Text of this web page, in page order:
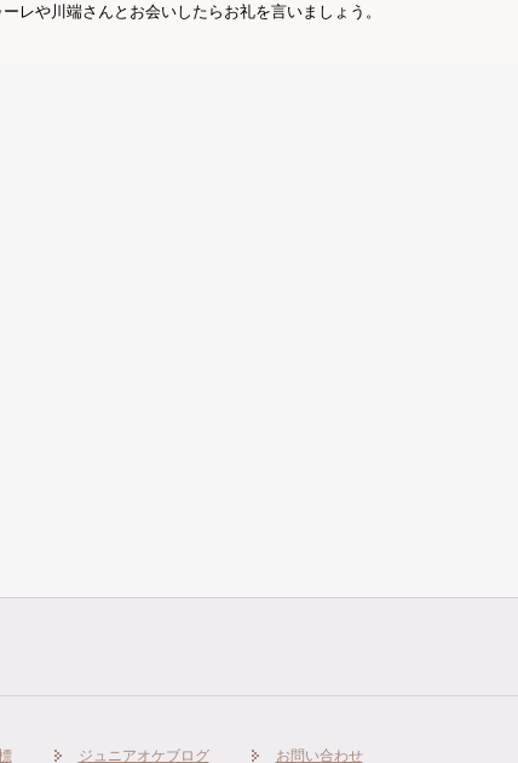
レや川端さんとお会いしたらお礼を言いましょう。
ジュニアオケブログ お問い合わせ